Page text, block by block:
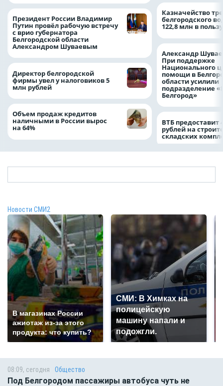
Президент России Владимир
Путин провёл рабочую встречу
с врио губернатора
Белгородской области
Александром Шуваевым
Директор белгородской
фирмы увел у налоговиков 5
млн рублей
Объем продаж кредитов
наличными в России вырос
на 64%
Казначейство
белгородского
122,8 млн в
Александр
При поддержке
Национального
помощи в
области усилили
подразделение
Белгород»
ВТБ предоставит
рублей на
складских
Новости СМИ2
В магазинах России
ажиотаж из-за этого
продукта: что купить?
СМИ: В Химках на
полицейскую
машину напали и
подожгли.
08:09, сегодня Общество
Под Белгородом пассажиры автобуса чуть не